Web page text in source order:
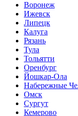
Воронеж
Ижевск
Липецк
Калуга
Рязань
Тула
Тольятти
Оренбург
Йошкар-Ола
Набережные
Омск
Сургут
Кемерово